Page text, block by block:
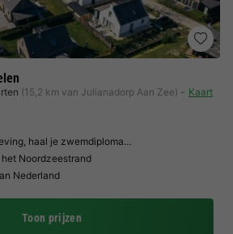
(15,2 km van Julianadorp Aan Zee) Kaart
haal je zwemdiploma…
Noordzeestrand
Nederland
Toon prijzen